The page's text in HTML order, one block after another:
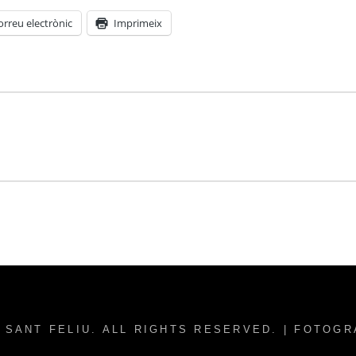
electrònic Imprimeix
SANT FELIU . ALL RIGHTS RESERVED. |